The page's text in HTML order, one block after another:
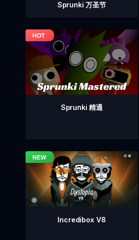
Sprunki 万圣节
Sprunki 精通
Incredibox V8